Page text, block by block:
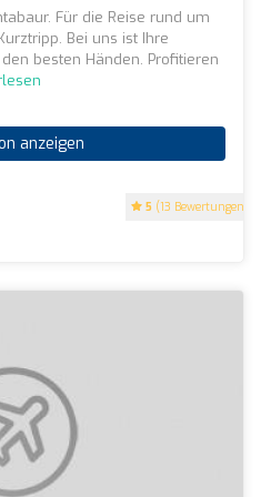
5 (13 Bewertungen)
Für die Reise rund um
Bei uns ist Ihre
besten Händen. Profitieren
anzeigen